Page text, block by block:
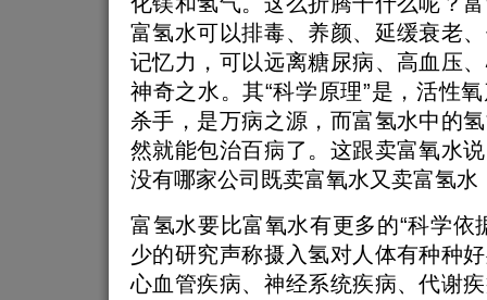
富氢水可以排毒、养颜、延缓衰老
记忆力，可以远离糖尿病、高血压
神奇之水。其“科学原理”是，活性
杀手，是万病之源，而富氢水中的
然就能包治百病了。这跟卖富氧水
没有哪家公司既卖富氧水又卖富氢水
富氢水要比富氧水有更多的“科学依
少的研究声称摄入氢对人体有种种
心血管疾病、神经系统疾病、代谢